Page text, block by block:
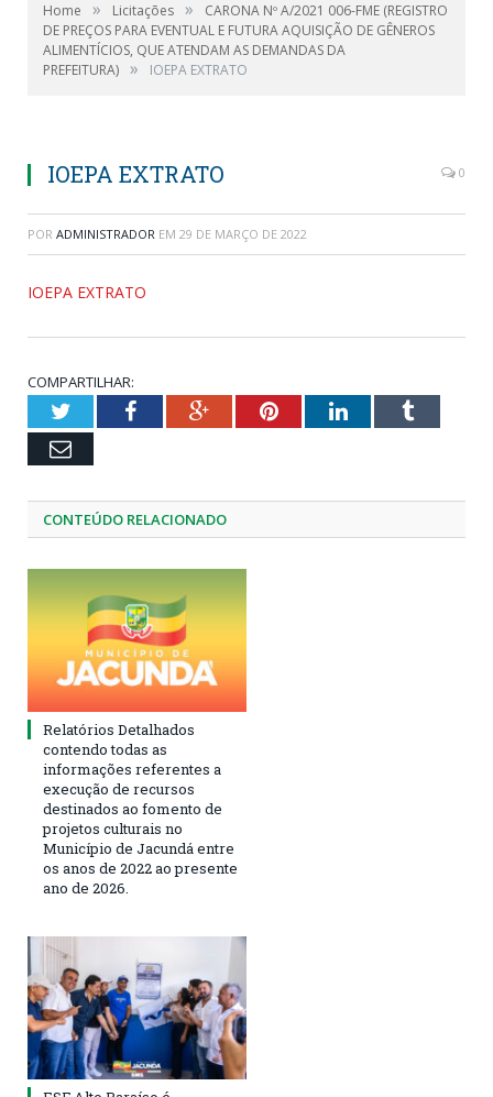
Home » Licitações »
CARONA Nº A/2021 006-FME (REGISTRO
DE PREÇOS PARA EVENTUAL E FUTURA AQUISIÇÃO DE GÊNEROS
ALIMENTÍCIOS, QUE ATENDAM AS DEMANDAS DA
PREFEITURA) » IOEPA EXTRATO
IOEPA EXTRATO 0
POR ADMINISTRADOR EM 29 DE MARÇO DE 2022
IOEPA EXTRATO
COMPARTILHAR:
TwitterFacebookGoogle+PinterestLinkedInTumblr
Email
CONTEÚDO RELACIONADO
Relatórios Detalhados
contendo todas as
informações referentes a
execução de recursos
destinados ao fomento de
projetos culturais no
Município de Jacundá entre
os anos de 2022 ao presente
ano de 2026.